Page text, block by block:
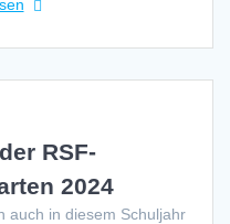
RSF-
2024
auch in diesem Schuljahr